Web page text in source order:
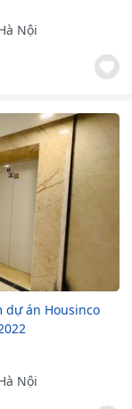
Nội
dự án Housinco
Nội